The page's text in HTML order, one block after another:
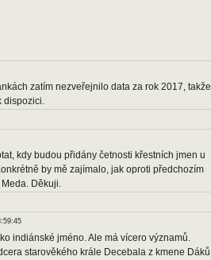
zatím nezveřejnilo data za rok 2017, takže
dispozici.
kdy budou přidány četnosti křestních jmen u
by mě zajímalo, jak oproti předchozím
Děkuji.
indiánské jméno. Ale má vícero významů.
starověkého krále Decebala z kmene Dáků